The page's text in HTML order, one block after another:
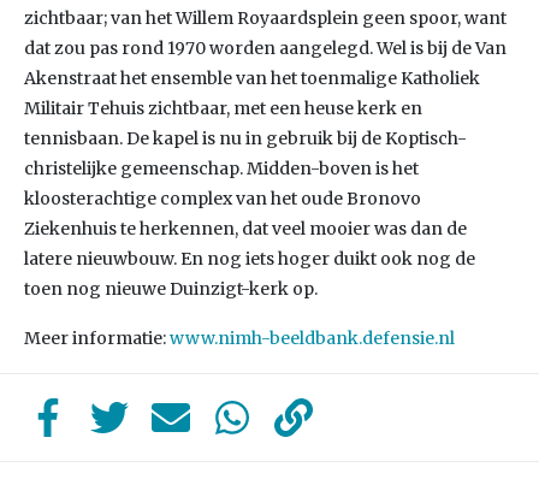
zichtbaar; van het Willem Royaardsplein geen spoor, want
dat zou pas rond 1970 worden aangelegd. Wel is bij de Van
Akenstraat het ensemble van het toenmalige Katholiek
Militair Tehuis zichtbaar, met een heuse kerk en
tennisbaan. De kapel is nu in gebruik bij de Koptisch-
christelijke gemeenschap. Midden-boven is het
kloosterachtige complex van het oude Bronovo
Ziekenhuis te herkennen, dat veel mooier was dan de
latere nieuwbouw. En nog iets hoger duikt ook nog de
toen nog nieuwe Duinzigt-kerk op.
Meer informatie:www.nimh-beeldbank.defensie.nl